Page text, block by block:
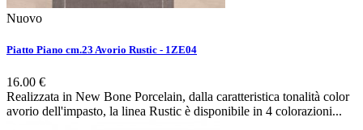
Nuovo
Piatto Piano cm.23 Avorio Rustic - 1ZE04
16.00 €
Realizzata in New Bone Porcelain, dalla caratteristica tonalità color
avorio dell'impasto, la linea Rustic è disponibile in 4 colorazioni...